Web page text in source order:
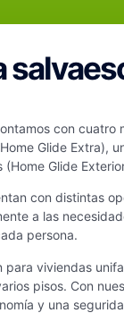
con cuatro
Glide Extra),
Glide
con distintas
a las
persona.
para viviendas
pisos. Con
y una